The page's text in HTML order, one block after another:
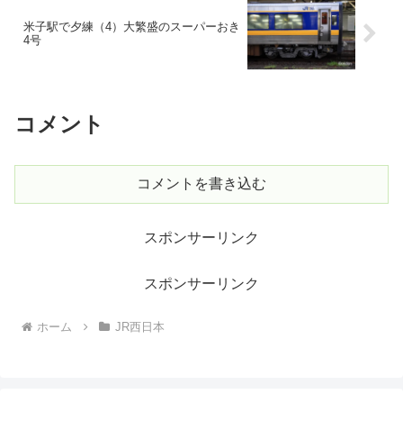
米子駅で夕練（4）大繁盛のスーパーおき
4号
コメント
コメントを書き込む
スポンサーリンク
スポンサーリンク
ホーム JR西日本